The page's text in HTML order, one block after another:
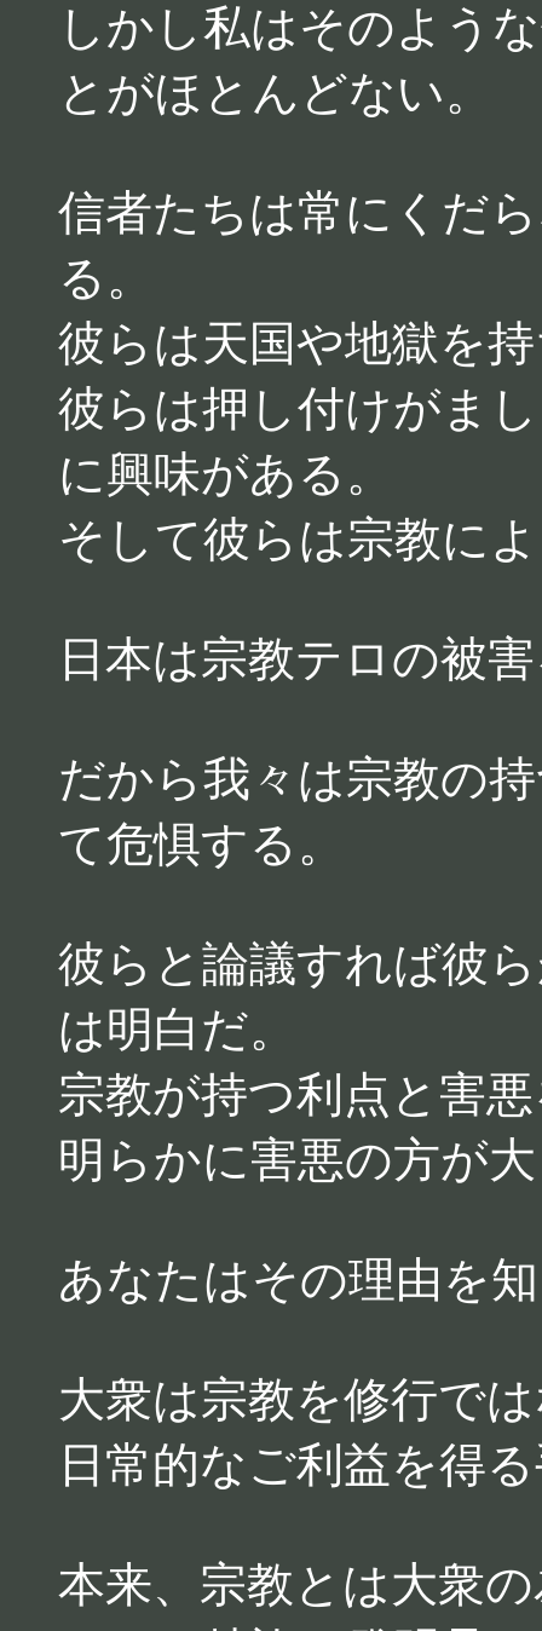
しかし私はそのよう
とがほとんどない。
信者たちは常にくだ
る。
彼らは天国や地獄を
彼らは押し付けがま
に興味がある。
そして彼らは宗教に
日本は宗教テロの被
だから我々は宗教の
て危惧する。
彼らと論議すれば彼
は明白だ。
宗教が持つ利点と害
明らかに害悪の方が
あなたはその理由を
大衆は宗教を修行で
日常的なご利益を得
本来、宗教とは大衆